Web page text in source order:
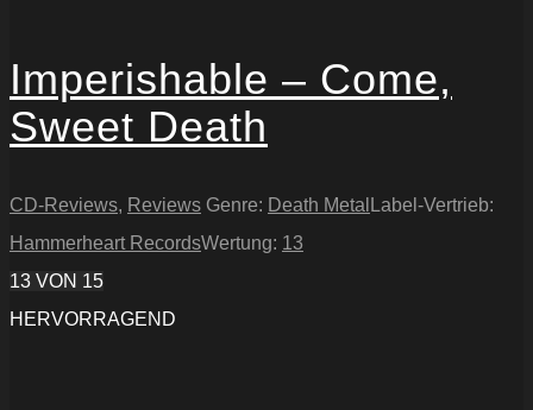
Imperishable – Come,
Sweet Death
CD-Reviews, Reviews Genre: Death Metal Label-Vertrieb:
Hammerheart RecordsWertung: 13
13 VON 15
HERVORRAGEND